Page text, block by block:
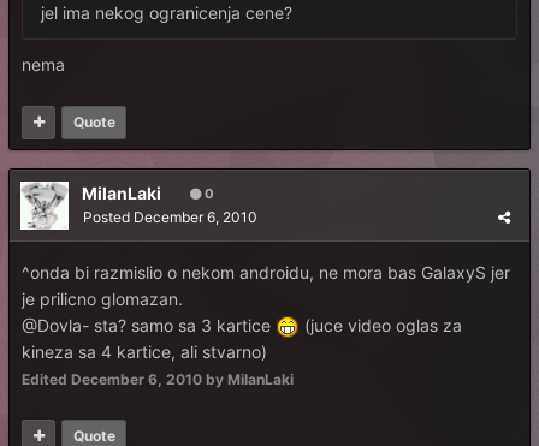
jel ima nekog ogranicenja cene?
nema
Quote
MilanLaki 0
Posted December 6, 2010
^onda bi razmislio o nekom androidu, ne mora bas GalaxyS jer
je prilicno glomazan.
@Dovla- sta? samo sa 3 kartice
(juce video oglas za
kineza sa 4 kartice, ali stvarno)
Edited December 6, 2010 by MilanLaki
Quote